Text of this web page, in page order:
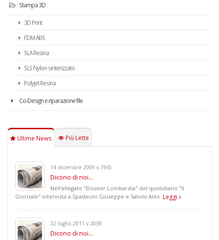
Stampa 3D
3D Print
FDM ABS
SLA Resina
SLS Nylon sinterizzato
Polyjet Resina
Co-Design e riparazione file
Ultime News Più Lette
14 dicembre 2009 v.1965
Dicono di noi...
Nell'allegato "Dossier Lombardia" del quotidiano "Il
Giornale" intervista a Spadacini Giuseppe e Salvini Alex Leggi
22 luglio 2011 v.2038
Dicono di noi...